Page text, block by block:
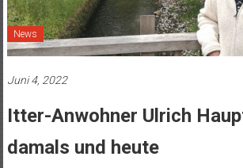
News
Juni 4, 2022
Itter-Anwohner Ulrich
damals und heute